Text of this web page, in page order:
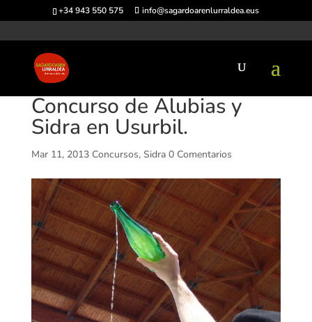
+34 943 550 575 info@sagardoarenlurraldea.eus
Concurso de Alubias y
Sidra en Usurbil.
Mar 11, 2013 Concursos, Sidra 0 Comentarios